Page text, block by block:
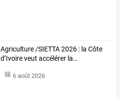
Agriculture /SIETTA2026 : la Côte
d’Ivoireveut accélérer la…
6 août 2026